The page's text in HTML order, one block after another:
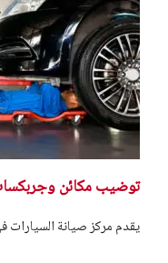
توضيب مكائن
يقدم مركز صيانة